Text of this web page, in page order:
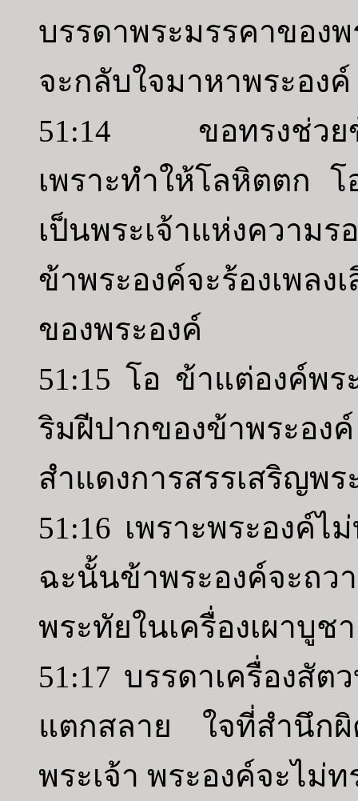
บรรดาพระมรรคาขอ
จะกลับใจมาหาพระองค์
51:14 ขอทรงช่วยข้
เพราะทำให้โลหิตตก
เป็นพระเจ้าแห่งความ
ข้าพระองค์จะร้องเพลง
ของพระองค์
51:15 โอ ข้าแต่องค์พร
ริมฝีปากของข้าพระอ
สำแดงการสรรเสริญพร
51:16 เพราะพระองค์ไ
ฉะนั้นข้าพระองค์จะ
พระทัยในเครื่องเผาบูชา
51:17 บรรดาเครื่องสั
แตกสลาย ใจที่สำนึ
พระเจ้า พระองค์จะไม่